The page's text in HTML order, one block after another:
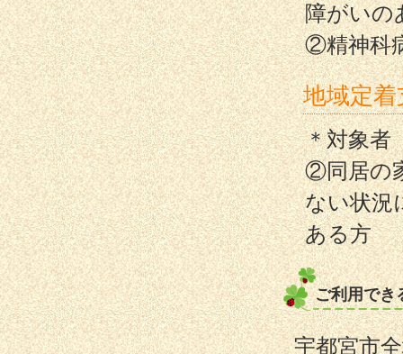
障がいの
②精神科
地域定
＊対象
②同居の
ない状況
ある方
ご利用でき
宇都宮市